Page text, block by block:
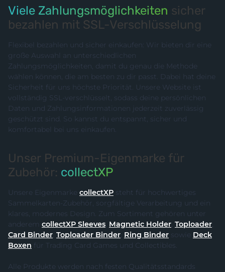
Viele Zahlungsmöglichkeiten sicher
bezahlen mit SSL-Verschlüsselung
Flexibel bezahlen und sicher einkaufen: Wir bieten dir eine
große Auswahl an unterschiedlichen
Zahlungsmöglichkeiten, damit du genau die Methode
wählen können, die am besten zu dir passt. Dabei hat deine
Sicherheit für uns höchste Priorität. Unsere Website ist
vollständig SSL-verschlüsselt, sodass deine persönlichen
Daten und Zahlungsinformationen jederzeit zuverlässig
geschützt sind. So kannst du entspannt, sicher und
komfortabel bei uns einkaufen.
Unser Premium-Eigenmarke für
Zubehör: collectXP
Unsere Eigenmarke collectXP steht für hochwertiges
Sammelkarten-Zubehör, sorgfältige Verarbeitung und ein
klares, modernes Design. Zum Sortiment gehören unter
anderem collectXP Sleeves, Magnetic Holder, Toploader,
Card Binder, Toploader Binder, Ring Binder sowie Deck
Boxen für Trading Card Games und Collectibles.
Alle Produkte werden nach festen Qualitätsstandards